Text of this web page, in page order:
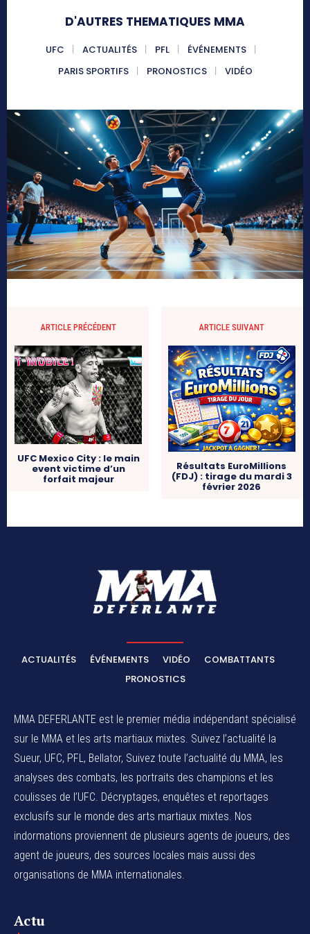
D'AUTRES THEMATIQUES MMA
UFC ACTUALITÉS PFL
ÉVÉNEMENTS
PARIS SPORTIFS
PRONOSTICS VIDÉO
ARTICLE PRÉCÉDENT
UFC Mexico City : le main
event victime d’un
forfait majeur
ARTICLE SUIVANT
Résultats EuroMillions
(FDJ) : tirage du mardi 3
février 2026
ACTUALITÉS ÉVÉNEMENTS VIDÉO
COMBATTANTS
PRONOSTICS
MMA DEFERLANTE est le premier média indépendant spécialisé
sur le MMA et les arts martiaux mixtes. Suivez l’actualité la
Sueur, UFC, PFL, Bellator, Suivez toute l’actualité du MMA, les
analyses des combats, les portraits des champions et les
coulisses de l’UFC. Décryptages, enquêtes et reportages
exclusifs sur le monde des arts martiaux mixtes. Nos
indormations proviennent de plusieurs agents de joueurs, des
agent de joueurs, des sources locales mais aussi des
organisations de MMA internationales.
Actu